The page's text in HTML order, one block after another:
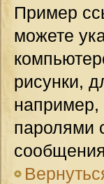
Пример
можете
рисунки,
паролями